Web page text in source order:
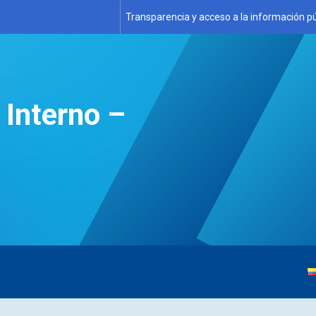
Transparencia y acceso a la información
–